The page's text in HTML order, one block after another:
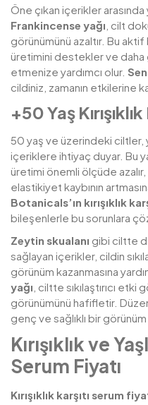
Öne çıkan içerikler arasında
Frankincense yağı , cilt
görünümünü azaltır. Bu
üretimini destekler ve
etmenize yardımcı olur.
cildiniz, zamanın etkilerine
+50 Yaş
50 yaş ve üzerindeki ciltler,
içeriklere ihtiyaç duyar. Bu
üretimi önemli ölçüde azalır,
elastikiyet kaybının
Botanicals’ın kırışıklık
bileşenlerle bu sorunlara
Zeytin skualanı gibi ciltte
sağlayan içerikler, cildin
görünüm kazanmasına
yağı , ciltte sıkılaştırıcı etki
görünümünü hafifletir.
genç ve sağlıklı bir görünüm
Kırışıklık ve
Serum Fiyatı
Kırışıklık karşıtı serum